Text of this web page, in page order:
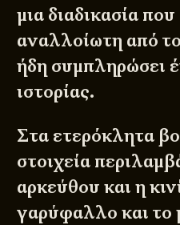
μια διαδικασία
αναλλοίωτη από
ήδη συμπληρώσει
ιστορίας.
Στα ετερόκλητα
στοιχεία
αρκεύθου και η
γαρύφαλλο και το